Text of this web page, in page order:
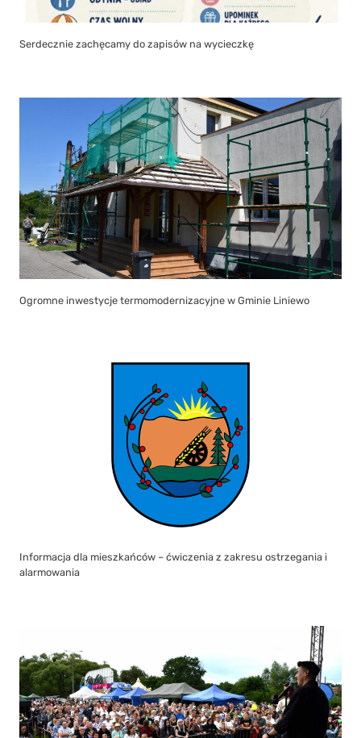
Serdecznie zachęcamy do zapisów na wycieczkę
Ogromne inwestycje termomodernizacyjne w Gminie Liniewo
Informacja dla mieszkańców – ćwiczenia z zakresu ostrzegania i
alarmowania